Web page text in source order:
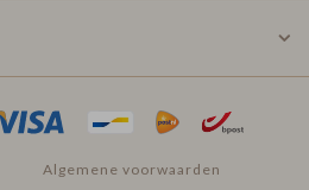
Algemene voorwaarden